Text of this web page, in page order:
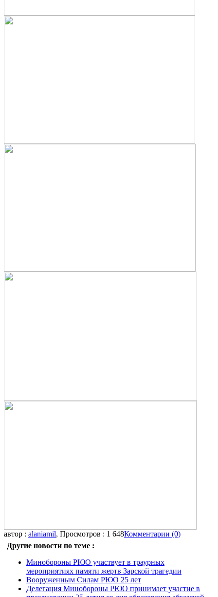
автор : alaniamil, Просмотров : 1 648Комментарии (0)
Другие новости по теме :
Минобороны РЮО участвует в траурных
мероприятиях памяти жертв Зарской трагедии
Вооруженным Силам РЮО 25 лет
Делегация Минобороны РЮО принимает участие в